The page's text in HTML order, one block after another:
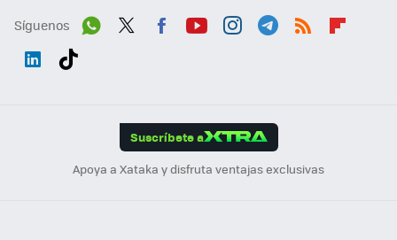
Síguenos
Suscríbete a
Apoya a Xataka y disfruta ventajas exclusivas